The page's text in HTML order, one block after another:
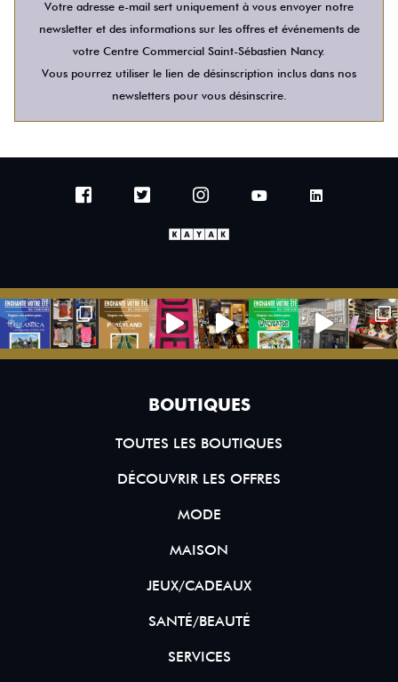
Votre adresse e-mail sert uniquement à vous envoyer notre
newsletter et des informations sur les offres et événements de
votre Centre Commercial Saint-Sébastien Nancy.
Vous pourrez utiliser le lien de désinscription inclus dans nos
newsletters pour vous désinscrire.
BOUTIQUES
TOUTES LES BOUTIQUES
DÉCOUVRIR LES OFFRES
MODE
MAISON
JEUX/CADEAUX
SANTÉ/BEAUTÉ
SERVICES